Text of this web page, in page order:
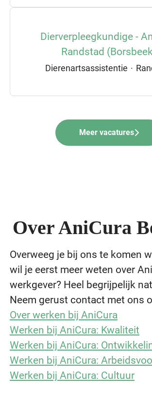
Dierverpleegkundige -
Randstad
Dierenartsassistentie ·
Meer vacatures
Over AniCura
Overweeg je bij ons te komen
wil je eerst meer weten over
werkgever? Heel begrijpelijk
Neem gerust contact met ons
Over werken bij AniCura
Werken bij AniCura: Kwaliteit
Werken bij AniCura:
Werken bij AniCura:
Werken bij AniCura: Cultuur